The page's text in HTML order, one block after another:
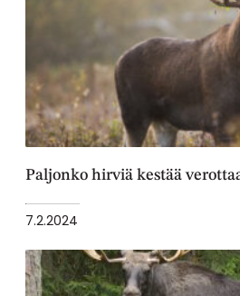
Paljonko hirviä kestää
7.2.2024